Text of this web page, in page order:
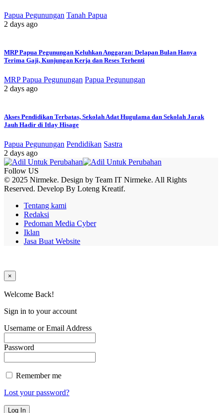
Papua Pegunungan Tanah Papua
2 days ago
MRP Papua Pegunungan Keluhkan Anggaran: Delapan Bulan Hanya
Terima Gaji, Kunjungan Kerja dan Reses Terhenti
MRP Papua Pegunungan Papua Pegunungan
2 days ago
Akses Pendidikan Terbatas, Sekolah Adat Hugulama dan Sekolah Jarak
Jauh Hadir di Itlay Hisage
Papua Pegunungan Pendidikan Sastra
2 days ago
Follow US
© 2025 Nirmeke. Design by Team IT Nirmeke. All Rights
Reserved. Develop By Loteng Kreatif.
Tentang kami
Redaksi
Pedoman Media Cyber
Iklan
Jasa Buat Website
×
Welcome Back!
Sign in to your account
Username or Email Address
Password
Remember me
Lost your password?